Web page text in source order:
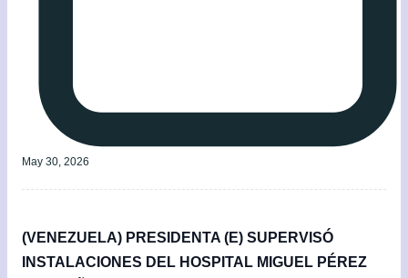
May 30, 2026
(VENEZUELA) PRESIDENTA (E) SUPERVISÓ
INSTALACIONES DEL HOSPITAL MIGUEL PÉREZ